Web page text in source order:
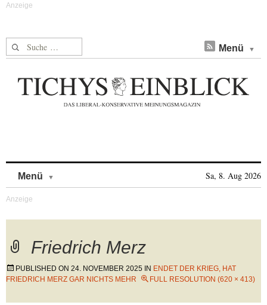
Suche nach: Menü
Menü Sa, 8. Aug 2026
Friedrich Merz
PUBLISHED ON 24. NOVEMBER 2025 IN ENDET DER KRIEG, HAT
FRIEDRICH MERZ GAR NICHTS MEHR
FULL RESOLUTION (620 × 413)